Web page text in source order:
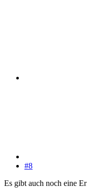
#8
Es gibt auch noch eine